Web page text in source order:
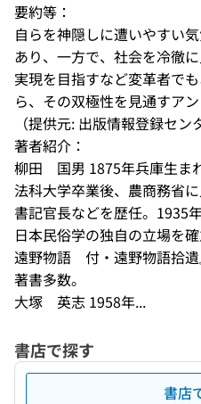
要約等：
自らを神隠しに遭いやすい
あり、一方で、社会を冷徹
実現を目指すなど変革者で
ら、その双極性を見通すアン
（提供元: 出版情報登録セン
著者紹介：
柳田　国男 1875年兵庫生ま
法科大学卒業後、農商務省
書記官長などを歴任。1935
日本民俗学の独自の立場を
遠野物語　付・遠野物語拾
著書多数。
大塚　英志 1958年...
書店で探す
書店